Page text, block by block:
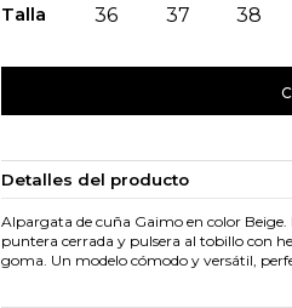
Talla 36 37 38
Detalles del producto
Alpargata de cuña Gaimo en color
puntera cerrada y pulsera al tobillo con
goma. Un modelo cómodo y versátil,